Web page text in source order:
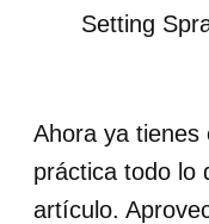
Setting
Ahora ya tienes
práctica todo lo
artículo.